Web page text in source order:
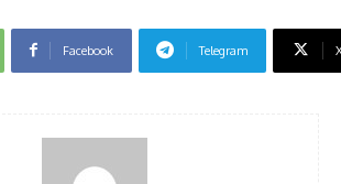
Facebook Telegram